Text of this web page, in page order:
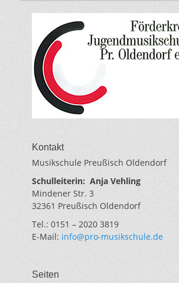
Kontakt
Musikschule Preußisch Oldendorf
Schulleiterin: Anja Vehling
Mindener Str. 3
32361 Preußisch Oldendorf
Tel.: 0151 – 2020 3819
E-Mail: info@pro-musikschule.de
Seiten